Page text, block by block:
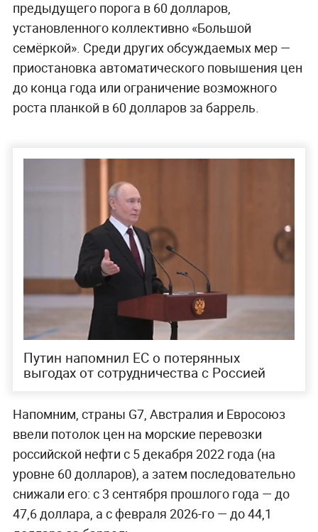
предыдущего порога в 60 долларов,
установленного коллективно «Большой
семёркой». Среди других обсуждаемых мер —
приостановка автоматического повышения цен
до конца года или ограничение возможного
роста планкой в 60 долларов за баррель.
Путин напомнил ЕС о потерянных
выгодах от сотрудничества с Россией
Напомним, страны G7, Австралия и Евросоюз
ввели потолок цен на морские перевозки
российской нефти с 5 декабря 2022 года (на
уровне 60 долларов), а затем последовательно
снижали его: с 3 сентября прошлого года — до
47,6 доллара, а с февраля 2026-го — до 44,1